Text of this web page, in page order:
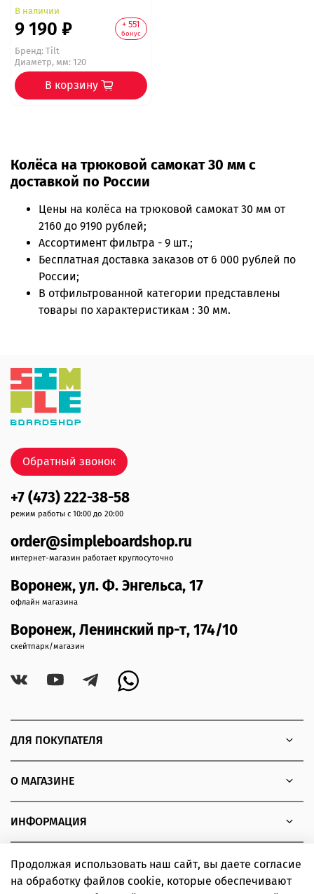
В наличии
9 190 ₽ + 551
бонус
Бренд:Tilt
Диаметр, мм: 120
В корзину
Колёса на трюковой самокат 30 мм с
доставкой по России
Цены на колёса на трюковой самокат 30 мм от
2160 до 9190 рублей;
Ассортимент фильтра - 9 шт.;
Бесплатная доставка заказов от 6 000 рублей по
России;
В отфильтрованной категории представлены
товары по характеристикам : 30 мм.
ДЛЯ ПОКУПАТЕЛЯ
О МАГАЗИНЕ
ИНФОРМАЦИЯ
+7 (473) 222-38-58
режим работы с 10:00 до 20:00
order@simpleboardshop.ru
интернет-магазин работает круглосуточно
Воронеж, ул. Ф. Энгельса, 17
офлайн магазина
Воронеж, Ленинский пр-т, 174/10
скейтпарк/магазин
Обратный звонок
Продолжая использовать наш сайт, вы даете согласие
на обработку файлов cookie, которые обеспечивают